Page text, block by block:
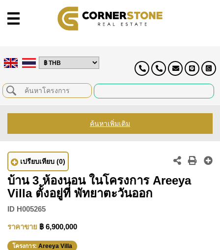
ค้นหาเพิ่มเติม
เปรียบเทียบ (0)
บ้าน 3 ห้องนอน ในโครงการ Areeya
Villa ตั้งอยู่ที่ พัทยาตะวันออก
ID H005265
ราคาขาย ฿ 6,900,000
โครงการ: Areeya Villa